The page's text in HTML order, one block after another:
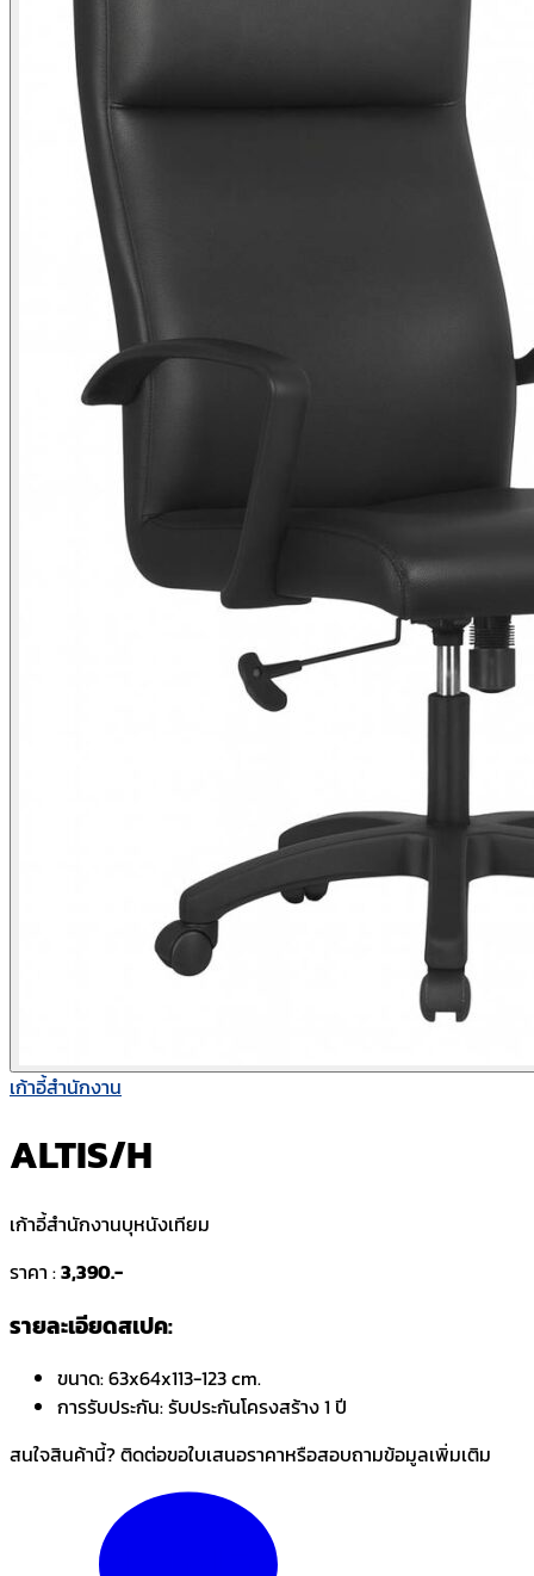
เก้าอี้สำนักงาน
ALTIS/H
เก้าอี้สำนักงานบุหนังเทียม
ราคา :3,390.-
รายละเอียดสเปค:
ขนาด:63x64x113-123 cm.
การรับประกัน:รับประกันโครงสร้าง 1 ปี
สนใจสินค้านี้? ติดต่อขอใบเสนอราคาหรือสอบถามข้อมูลเพิ่มเติม